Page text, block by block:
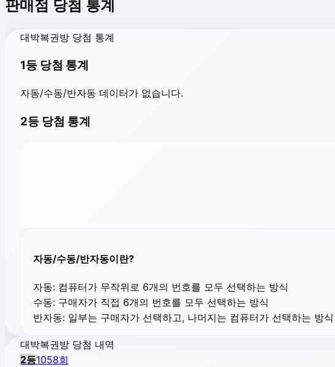
판매점 당첨 통계
대박복권방 당첨 통계
1등 당첨 통계
자동/수동/반자동 데이터가 없습니다.
2등 당첨 통계
자동/수동/반자동이란?
자동: 컴퓨터가 무작위로 6개의 번호를 모두 선택하는 방식
수동: 구매자가 직접 6개의 번호를 모두 선택하는 방식
반자동: 일부는 구매자가 선택하고, 나머지는 컴퓨터가 선택하는 방식
대박복권방 당첨 내역
2등1058회